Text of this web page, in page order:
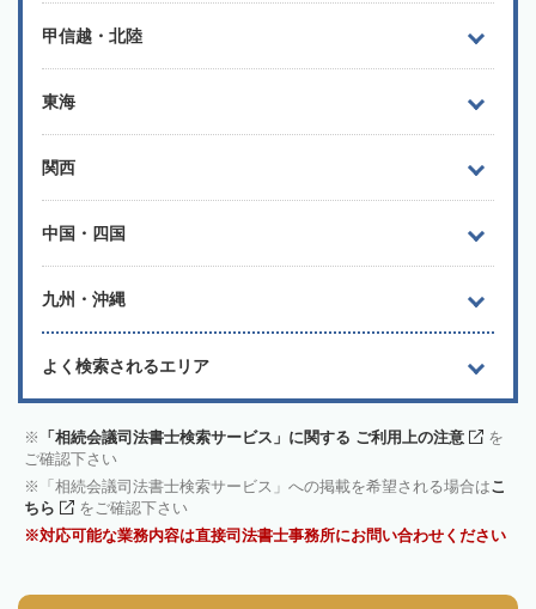
甲信越・北陸
東海
関西
中国・四国
九州・沖縄
よく検索されるエリア
「相続会議司法書士検索サービス」に関する ご利用上の注意
を
ご確認下さい
「相続会議司法書士検索サービス」への掲載を希望される場合はこ
ちら
をご確認下さい
対応可能な業務内容は直接司法書士事務所にお問い合わせください